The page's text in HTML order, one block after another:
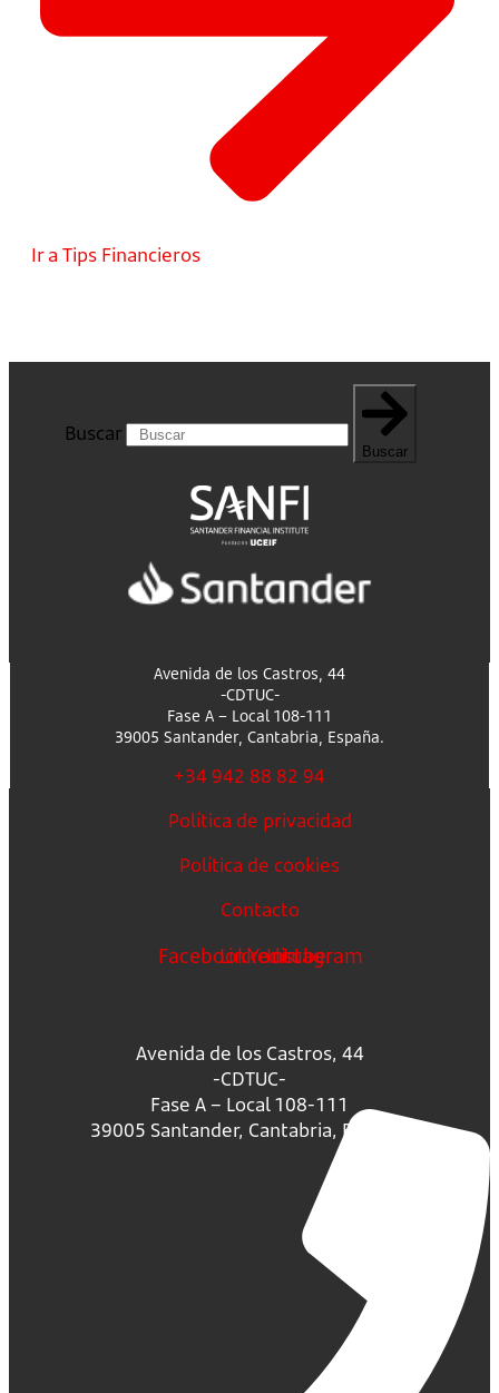
Ir a Tips Financieros
Buscar
Buscar
Avenida de los Castros, 44
-CDTUC-
Fase A – Local 108-111
39005 Santander, Cantabria, España.
+34 942 88 82 94
Política de privacidad
Política de cookies
Contacto
FacebookLinkedin
Youtube
Instagram
Avenida de los Castros, 44
-CDTUC-
Fase A – Local 108-111
39005 Santander, Cantabria, España.